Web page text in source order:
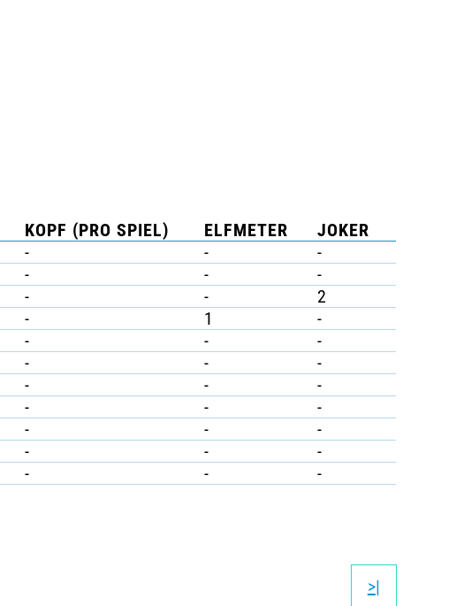
KOPF (PRO SPIEL) ELFMETER
JOKER
- -
-
- -
-
- -
2
- 1
-
- -
-
- -
-
- -
-
- -
-
- -
-
- -
-
- - -
>|